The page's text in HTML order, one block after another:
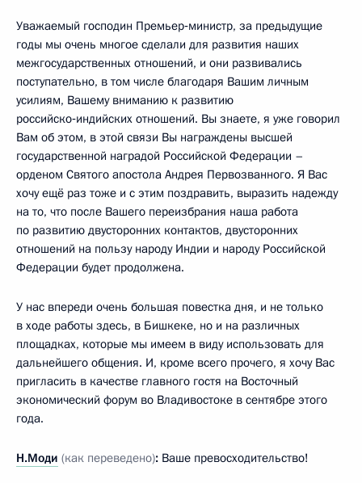
Уважаемый господин Премьер‑министр, за предыдущие
годы мы очень многое сделали для развития наших
межгосударственных отношений, и они развивались
поступательно, в том числе благодаря Вашим личным
усилиям, Вашему вниманию к развитию
российско‑индийских отношений. Вы знаете, я уже говорил
Вам об этом, в этой связи Вы награждены высшей
государственной наградой Российской Федерации –
орденом Святого апостола Андрея Первозванного. Я Вас
хочу ещё раз тоже и с этим поздравить, выразить надежду
на то, что после Вашего переизбрания наша работа
по развитию двусторонних контактов, двусторонних
отношений на пользу народу Индии и народу Российской
Федерации будет продолжена.
У нас впереди очень большая повестка дня, и не только
в ходе работы здесь, в Бишкеке, но и на различных
площадках, которые мы имеем в виду использовать для
дальнейшего общения. И, кроме всего прочего, я хочу Вас
пригласить в качестве главного гостя на Восточный
экономический форум во Владивостоке в сентябре этого
года.
Н.Моди (как переведено): Ваше превосходительство!